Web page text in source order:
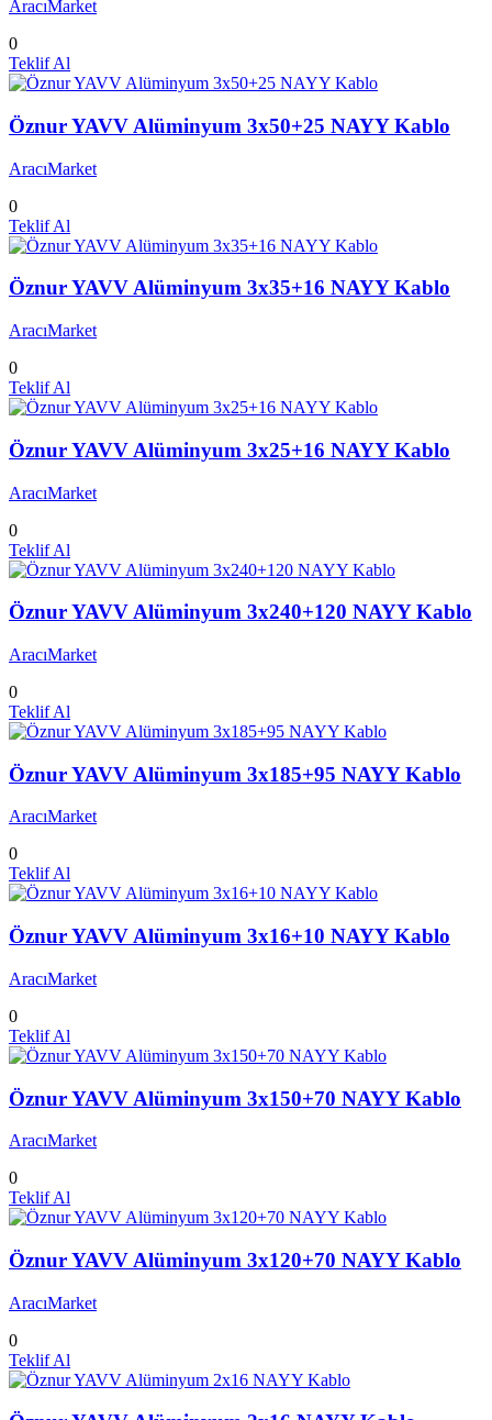
AracıMarket
0
Teklif Al
Öznur YAVV Alüminyum 3x50+25 NAYY Kablo
AracıMarket
0
Teklif Al
Öznur YAVV Alüminyum 3x35+16 NAYY Kablo
AracıMarket
0
Teklif Al
Öznur YAVV Alüminyum 3x25+16 NAYY Kablo
AracıMarket
0
Teklif Al
Öznur YAVV Alüminyum 3x240+120 NAYY Kablo
AracıMarket
0
Teklif Al
Öznur YAVV Alüminyum 3x185+95 NAYY Kablo
AracıMarket
0
Teklif Al
Öznur YAVV Alüminyum 3x16+10 NAYY Kablo
AracıMarket
0
Teklif Al
Öznur YAVV Alüminyum 3x150+70 NAYY Kablo
AracıMarket
0
Teklif Al
Öznur YAVV Alüminyum 3x120+70 NAYY Kablo
AracıMarket
0
Teklif Al